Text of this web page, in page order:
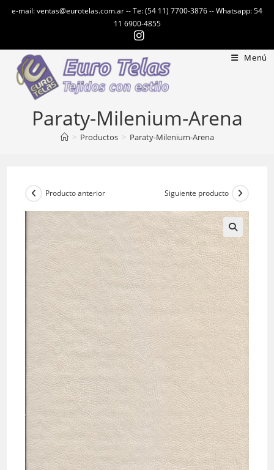
e-mail: ventas@eurotelas.com.ar -- Te: (54 11) 7700-3876 -- Whatsapp: 54
11 6900-4855
Menú
Paraty-Milenium-Arena
> Productos > Paraty-Milenium-Arena
Producto anterior Siguiente producto